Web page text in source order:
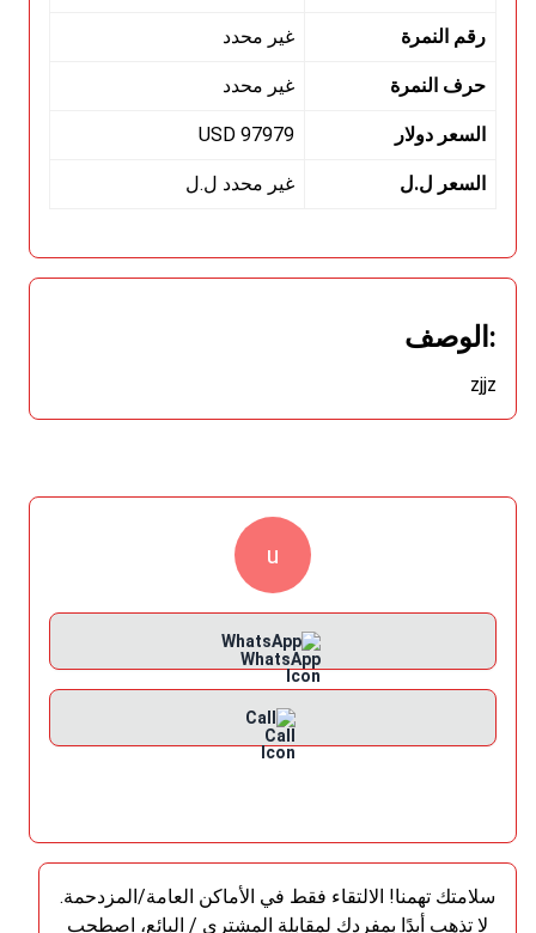
رقم النمرة غير محدد
حرف النمرة غير محدد
السعر دولار 97979 USD
السعر ل.ل غير محدد ل.ل
:الوصف
zjjz
u
WhatsApp
Call
سلامتك تهمنا! الالتقاء فقط في الأماكن العامة/المزدحمة.
لا تذهب أبدًا بمفردك لمقابلة المشتري / البائع، اصطحب